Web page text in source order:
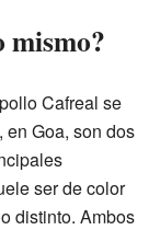
Cafreal se
Goa, son dos
ser de color
distinto. Ambos